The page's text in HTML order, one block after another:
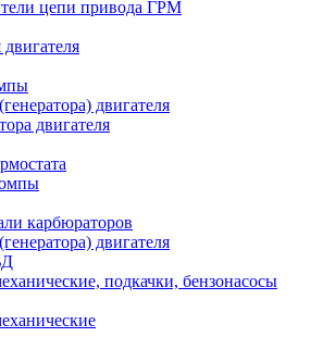
цепи привода ГРМ
двигателя
двигателя
карбюраторов
двигателя
подкачки, бензонасосы